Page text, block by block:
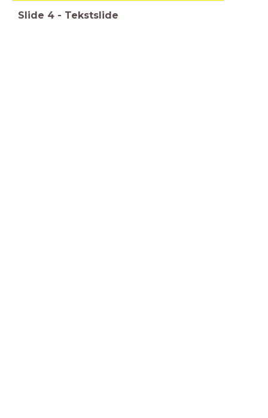
Slide 4 - Tekstslide